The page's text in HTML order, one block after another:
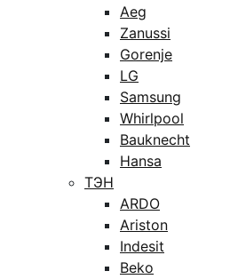
Aeg
Zanussi
Gorenje
LG
Samsung
Whirlpool
Bauknecht
Hansa
ТЭН
ARDO
Ariston
Indesit
Beko